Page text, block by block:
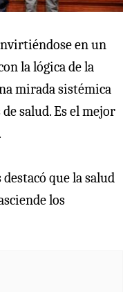
en un
la lógica de la
mirada sistémica
salud. Es el mejor
destacó que la salud
los